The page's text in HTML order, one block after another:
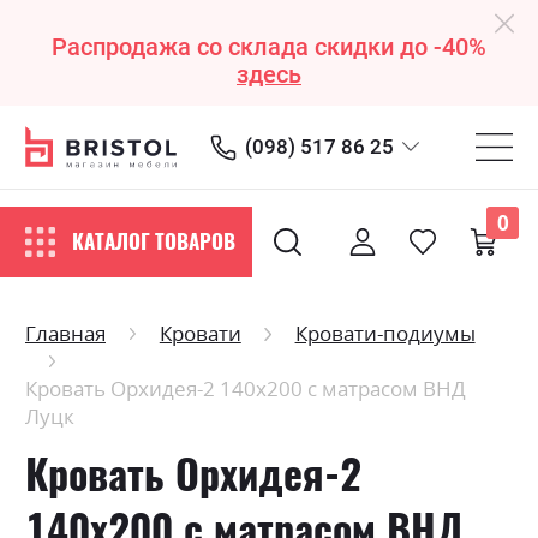
Распродажа со склада скидки до -40%
здесь
(098) 517 86 25
КАТАЛОГ ТОВАРОВ
0
Главная Кровати
Кровати-подиумы
Кровать Орхидея-2 140х200 с матрасом ВНД
Луцк
Кровать Орхидея-2